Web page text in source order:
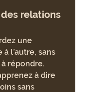
relations
une
l’autre, sans
répondre.
à dire
sans